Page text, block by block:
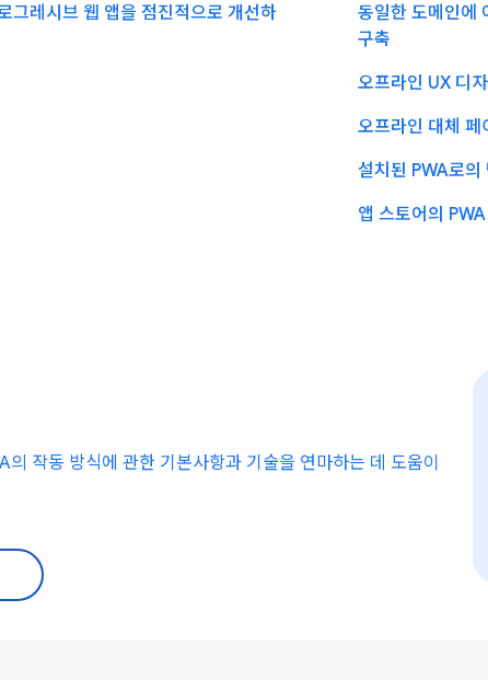
그레시브 웹 앱을 점진적으로 개선하
동일한 도메인에
구축
오프라인 UX 디
오프라인 대체 페
설치된 PWA로의
앱 스토어의 PWA
작동 방식에 관한 기본사항과 기술을 연마하는 데 도움이